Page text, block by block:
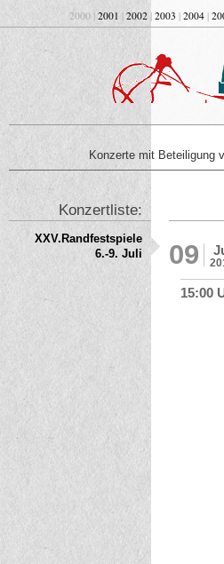
2000 | 2001 | 2002 | 2003 | 2004 |
Konzerte mit Beteiligung
09
15:00
Konzertliste:
XXV.Randfestspiele
6.-9. Juli